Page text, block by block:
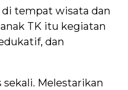
tempat wisata dan
TK itu kegiatan
dan
sekali. Melestarikan